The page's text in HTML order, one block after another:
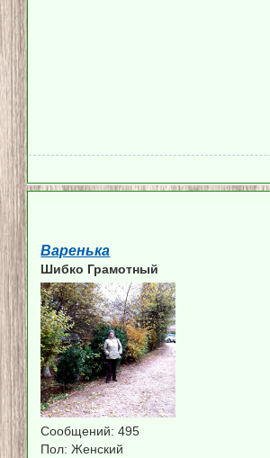
Варенька
Шибко Грамотный
Сообщений: 495
Пол: Женский